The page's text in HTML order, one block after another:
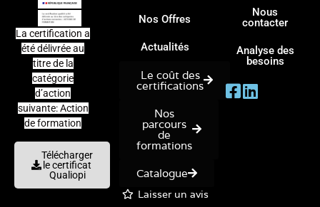
La certification a
été délivrée au
titre de la
catégorie
d’action
suivante: Action
de formation
Télécharger
le certificat
Qualiopi
Nos Offres
Actualités
Le coût des
certifications
Nos
parcours
de
formations
Catalogue
Laisser un avis
Nous
contacter
Analyse des
besoins